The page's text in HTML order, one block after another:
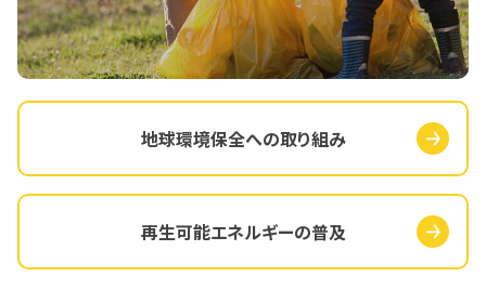
地球環境保全への取り組み
再生可能エネルギーの普及